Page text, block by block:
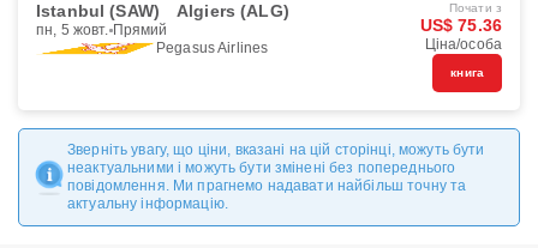
Istanbul (SAW) Algiers (ALG)
пн, 5 жовт. Прямий
Pegasus Airlines
Почати з
US$ 75.36
Ціна/особа
книга
Зверніть увагу, що ціни, вказані на цій сторінці, можуть бути
неактуальними і можуть бути змінені без попереднього
повідомлення. Ми прагнемо надавати найбільш точну та
актуальну інформацію.